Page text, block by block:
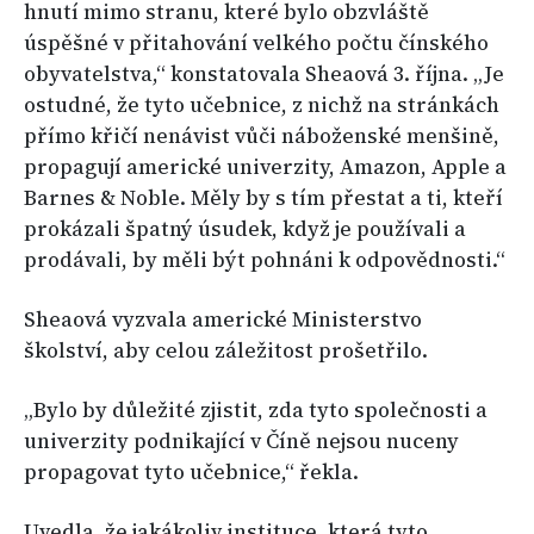
hnutí mimo stranu, které bylo obzvláště
úspěšné v přitahování velkého počtu čínského
obyvatelstva,“ konstatovala Sheaová 3. října. „Je
ostudné, že tyto učebnice, z nichž na stránkách
přímo křičí nenávist vůči náboženské menšině,
propagují americké univerzity, Amazon, Apple a
Barnes & Noble. Měly by s tím přestat a ti, kteří
prokázali špatný úsudek, když je používali a
prodávali, by měli být pohnáni k odpovědnosti.“
Sheaová vyzvala americké Ministerstvo
školství, aby celou záležitost prošetřilo.
„Bylo by důležité zjistit, zda tyto společnosti a
univerzity podnikající v Číně nejsou nuceny
propagovat tyto učebnice,“ řekla.